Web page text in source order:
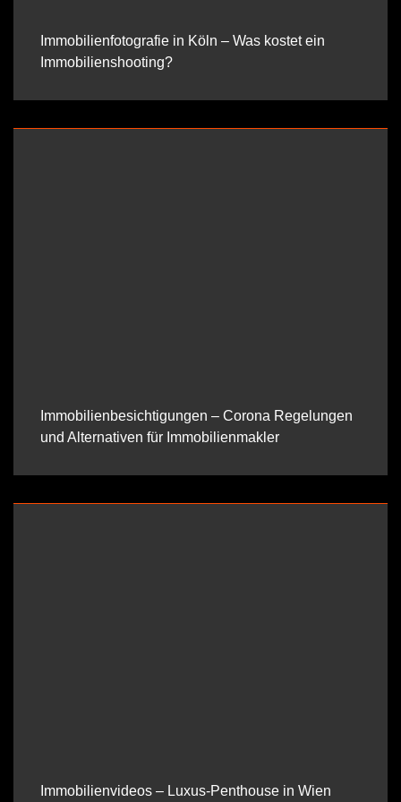
Immobilienfotografie in Köln – Was kostet ein
Immobilienshooting?
Immobilienbesichtigungen – Corona Regelungen
und Alternativen für Immobilienmakler
Immobilienvideos – Luxus-Penthouse in Wien